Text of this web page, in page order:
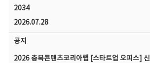
2034
2026.07.28
공지
2026 충북콘텐츠코리아랩 [스타트업 오피스]